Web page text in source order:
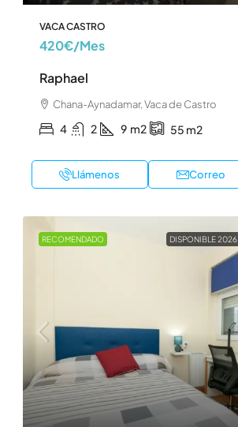
VACA CASTRO
420€/Mes
Raphael
Chana-Aynadamar, Vaca de Castro
4 2 9 m2 55 m2
Llámenos Correo
RECOMENDADO DISPONIBLE 2026